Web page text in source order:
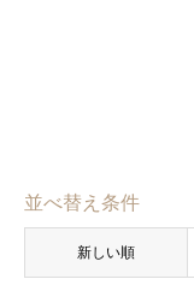
並べ替え条件
新しい順